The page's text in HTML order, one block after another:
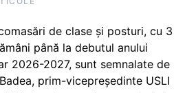
de clase și posturi, cu 3
până la debutul anului
2026-2027, sunt semnalate de
prim-vicepreședinte USLI